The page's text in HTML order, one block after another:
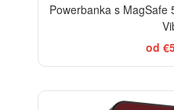
Powerbanka s MagSafe
od